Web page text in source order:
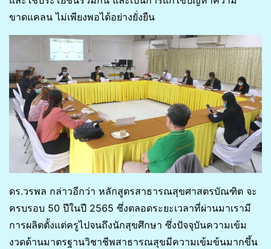
ขาดแคลน ไม่เพียงพอได้อย่างยั่งยืน
ดร.วรพล กล่าวอีกว่า หลักสูตรสาธารณสุขศาสตรบัณฑิต จะ
ครบรอบ 50 ปีในปี 2565 ซึ่งตลอดระยะเวลาที่ผ่านมาเรามี
การผลิตตั้งแต่ครูไปจนถึงนักสุขศึกษา ซึ่งปัจจุบันความเข้ม
งวดด้านมาตรฐานวิชาชีพสาธารณสุขมีความเข้มข้นมากขึ้น